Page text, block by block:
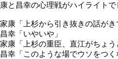
康と昌幸の心理戦がハイライトで
家康「上杉から引き抜きの話がき
昌幸「いやいや」
家康「上杉の重臣、直江がちょ
昌幸「このような場でウソをつく